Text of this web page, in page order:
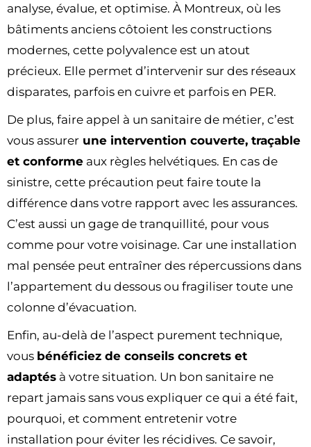
analyse, évalue, et optimise. À Montreux, où les
bâtiments anciens côtoient les constructions
modernes, cette polyvalence est un atout
précieux. Elle permet d’intervenir sur des réseaux
disparates, parfois en cuivre et parfois en PER.
De plus, faire appel à un sanitaire de métier, c’est
vous assurer une intervention couverte, traçable
et conforme aux règles helvétiques. En cas de
sinistre, cette précaution peut faire toute la
différence dans votre rapport avec les assurances.
C’est aussi un gage de tranquillité, pour vous
comme pour votre voisinage. Car une installation
mal pensée peut entraîner des répercussions dans
l’appartement du dessous ou fragiliser toute une
colonne d’évacuation.
Enfin, au-delà de l’aspect purement technique,
vous bénéficiez de conseils concrets et
adaptés à votre situation. Un bon sanitaire ne
repart jamais sans vous expliquer ce qui a été fait,
pourquoi, et comment entretenir votre
installation pour éviter les récidives. Ce savoir,